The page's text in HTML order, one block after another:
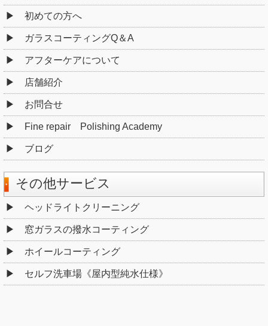
初めての方へ
ガラスコーティングQ＆A
アフターケアについて
店舗紹介
お問合せ
Fine repair Polishing Academy
ブログ
その他サービス
ヘッドライトクリーニング
窓ガラスの撥水コーティング
ホイールコーティング
セルフ洗車場《屋内型純水仕様》